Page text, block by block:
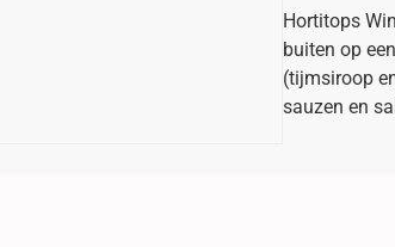
Hortitops
buiten op
(tijmsiroop
sauzen en